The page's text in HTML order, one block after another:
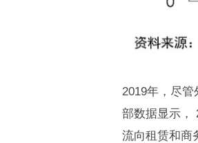
2019年，尽
部数据显示，
流向租赁和商